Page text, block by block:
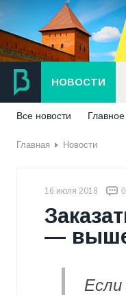
НОВОСТИ
Все новости Главное
Главная Новости
16 июля 2018 0
— выше
Если